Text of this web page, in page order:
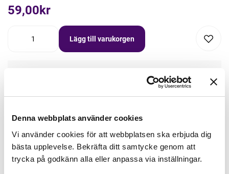
Denna webbplats använder cookies
Vi använder cookies för att webbplatsen ska erbjuda dig
bästa upplevelse. Bekräfta ditt samtycke genom att
trycka på godkänn alla eller anpassa via inställningar.
59,00kr
Lägg till varukorgen
Lägg först önskad mängd i varukorgen,
välj sedan matchande tillbehör
Tråd matchande +45,00kr
Enfärgat matchande +49,00kr